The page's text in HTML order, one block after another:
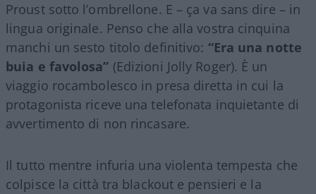
Proust sotto l’ombrellone. E – ça va sans dire – in
lingua originale. Penso che alla vostra cinquina
manchi un sesto titolo definitivo: “Era una notte
buia e favolosa” (Edizioni Jolly Roger). È un
viaggio rocambolesco in presa diretta in cui la
protagonista riceve una telefonata inquietante di
avvertimento di non rincasare.
Il tutto mentre infuria una violenta tempesta che
colpisce la città tra blackout e pensieri e la